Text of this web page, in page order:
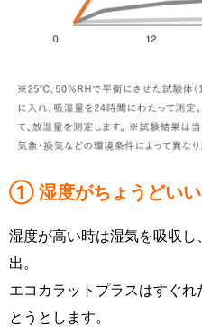
① 湿度がちょうどいい
湿度が高い時は湿気を吸収
出。
エコカラットプラスはすぐ
とうとします。